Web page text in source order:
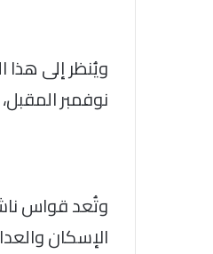
ويُنظر إلى هذا
نوفمبر
وتُعد قواس
الإسكان